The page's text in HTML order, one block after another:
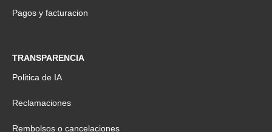
Pagos y facturacion
TRANSPARENCIA
Politica de IA
Reclamaciones
Rembolsos o cancelaciones